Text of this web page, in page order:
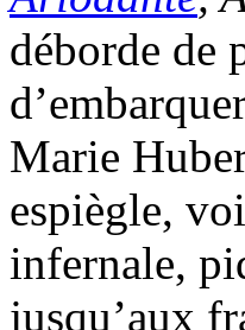
déborde de
Marie
espiègle,
infernale,
jusqu’aux